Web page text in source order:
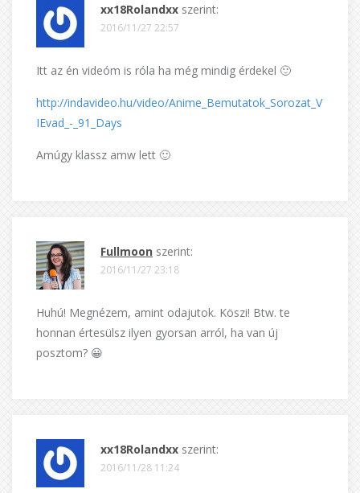
xx18Rolandxx szerint:
2016/11/27 22:57
Itt az én videóm is róla ha még mindig érdekel 🙂
http://indavideo.hu/video/Anime_Bemutatok_Sorozat_V
IEvad_-_91_Days
Amúgy klassz amw lett 🙂
Fullmoon szerint:
2016/11/27 23:18
Huhú! Megnézem, amint odajutok. Köszi! Btw. te
honnan értesülsz ilyen gyorsan arról, ha van új
posztom? 😀
xx18Rolandxx szerint:
2016/11/28 11:24